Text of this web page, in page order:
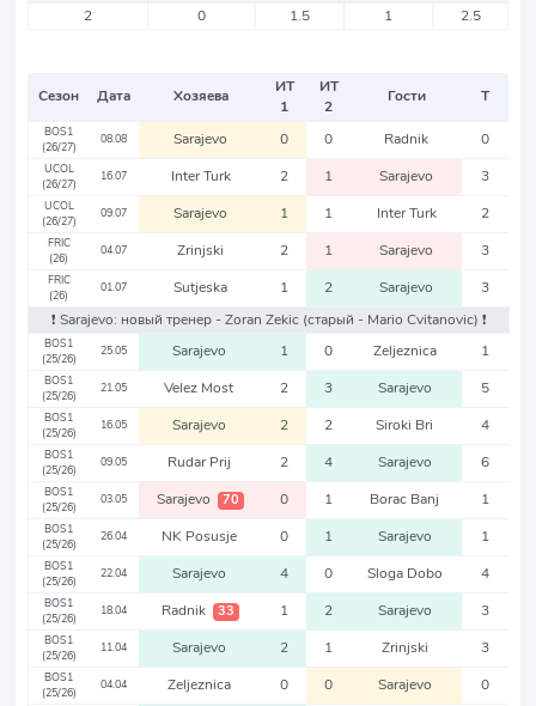
2
0 1.5 1 2.5
Сезон Дата Хозяева
ИТ
1
ИТ
2
Гости Т
BOS1
(26/27)
08.08 Sarajevo 0 0 Radnik 0
UCOL
(26/27)
16.07 Inter Turk 2 1 Sarajevo 3
UCOL
(26/27)
09.07 Sarajevo 1 1 Inter Turk 2
FRIC
(26)
04.07 Zrinjski 2 1 Sarajevo 3
FRIC
(26)
01.07 Sutjeska 1 2 Sarajevo
3
❗️ Sarajevo: новый тренер - Zoran Zekic (старый - Mario Cvitanovic) ❗️
BOS1
(25/26)
25.05 Sarajevo 1 0 Zeljeznica 1
BOS1
(25/26)
21.05 Velez Most 2 3 Sarajevo 5
BOS1
(25/26)
16.05 Sarajevo 2 2 Siroki Bri 4
BOS1
(25/26)
09.05 Rudar Prij 2 4 Sarajevo 6
BOS1
(25/26)
03.05 Sarajevo 70 0 1 Borac Banj 1
BOS1
(25/26)
26.04 NK Posusje 0 1 Sarajevo 1
BOS1
(25/26)
22.04 Sarajevo 4 0 Sloga Dobo 4
BOS1
(25/26)
18.04 Radnik 33 1 2 Sarajevo 3
BOS1
(25/26)
11.04 Sarajevo 2 1 Zrinjski 3
BOS1
(25/26)
04.04 Zeljeznica 0 0 Sarajevo 0